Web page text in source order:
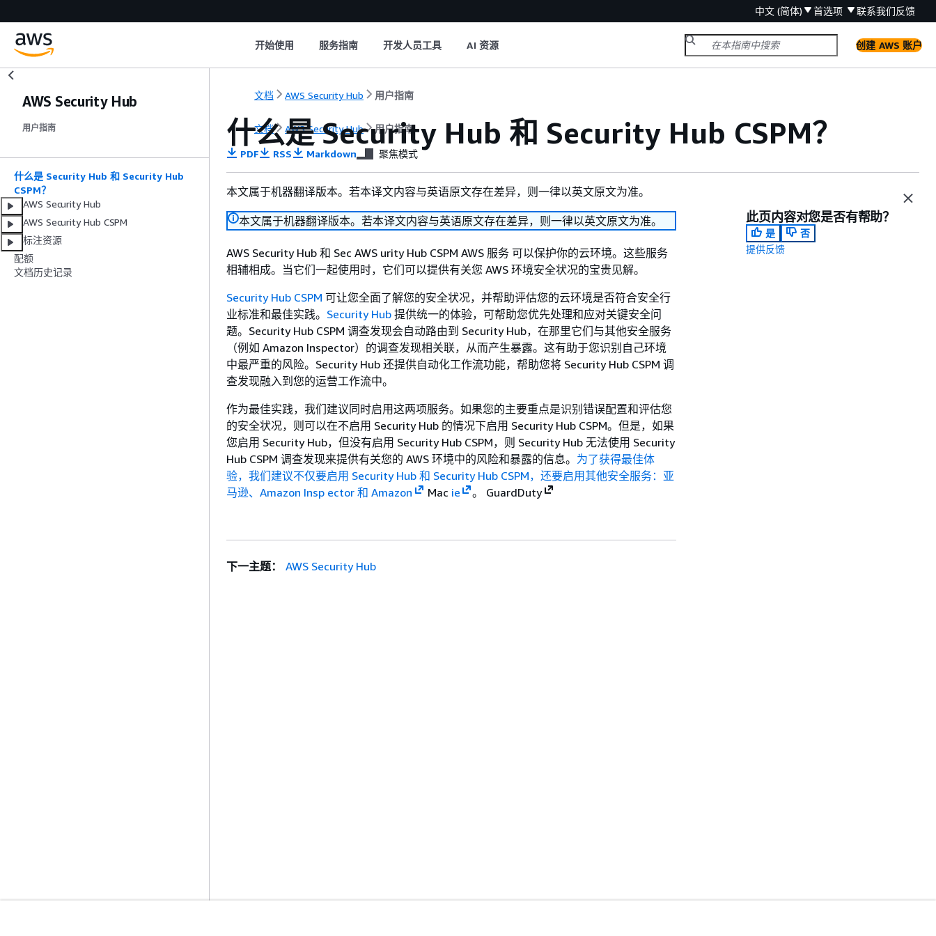
中文 (简体) 首选项 联系我们反馈
开始使用 服务指南 开发人员工具 AI 资源 创建 AWS 账户
AWS Security Hub
用户指南
什么是 Security Hub 和 Security Hub
CSPM？
AWS Security Hub
AWS Security Hub CSPM
标注资源
配额
文档历史记录
文档 AWS Security Hub 用户指南
文档 AWS Security Hub 用户指南
什么是 Security Hub 和 Security Hub CSPM？
PDF RSS Markdown 聚焦模式
本文属于机器翻译版本。若本译文内容与英语原文存在差异，则一律以英文原文为准。
本文属于机器翻译版本。若本译文内容与英语原文存在差异，则一律以英文原文为准。
AWS Security Hub 和 Sec AWS urity Hub CSPM AWS 服务 可以保护你的云环境。这些服务
相辅相成。当它们一起使用时，它们可以提供有关您 AWS 环境安全状况的宝贵见解。
Security Hub CSPM 可让您全面了解您的安全状况，并帮助评估您的云环境是否符合安全行
业标准和最佳实践。 Security Hub 提供统一的体验，可帮助您优先处理和应对关键安全问
题。Security Hub CSPM 调查发现会自动路由到 Security Hub，在那里它们与其他安全服务
（例如 Amazon Inspector）的调查发现相关联，从而产生暴露。这有助于您识别自己环境
中最严重的风险。Security Hub 还提供自动化工作流功能，帮助您将 Security Hub CSPM 调
查发现融入到您的运营工作流中。
作为最佳实践，我们建议同时启用这两项服务。如果您的主要重点是识别错误配置和评估您
的安全状况，则可以在不启用 Security Hub 的情况下启用 Security Hub CSPM。但是，如果
您启用 Security Hub，但没有启用 Security Hub CSPM，则 Security Hub 无法使用 Security
Hub CSPM 调查发现来提供有关您的 AWS 环境中的风险和暴露的信息。 为了获得最佳体
验，我们建议不仅要启用 Security Hub 和 Security Hub CSPM，还要启用其他安全服务：亚
马逊、Amazon Insp ector 和 Amazon Mac ie 。 GuardDuty
此页内容对您是否有帮助？
是
否
提供反馈
下一主题： AWS Security Hub